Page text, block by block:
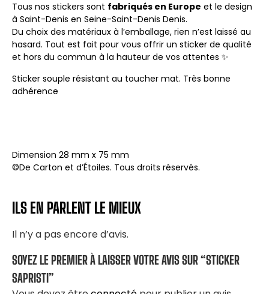
Tous nos stickers sont fabriqués en Europe et le design
à Saint-Denis en Seine-Saint-Denis Denis.
Du choix des matériaux à l’emballage, rien n’est laissé au
hasard. Tout est fait pour vous offrir un sticker de qualité
et hors du commun à la hauteur de vos attentes ✨
Sticker souple résistant au toucher mat. Très bonne
adhérence
Dimension 28 mm x 75 mm
©De Carton et d’Étoiles. Tous droits réservés.
ILS EN PARLENT LE MIEUX
Il n’y a pas encore d’avis.
SOYEZ LE PREMIER À LAISSER VOTRE AVIS SUR “STICKER
SAPRISTI”